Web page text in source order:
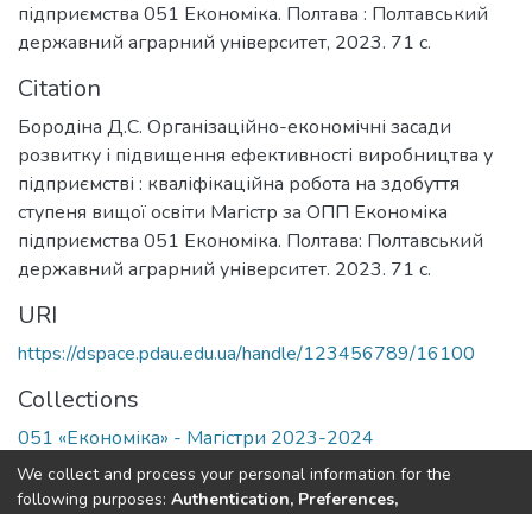
підприємства 051 Економіка. Полтава : Полтавський
державний аграрний університет, 2023. 71 с.
Citation
Бородіна Д.С. Організаційно-економічні засади
розвитку і підвищення ефективності виробництва у
підприємстві : кваліфікаційна робота на здобуття
ступеня вищої освіти Магістр за ОПП Економіка
підприємства 051 Економіка. Полтава: Полтавський
державний аграрний університет. 2023. 71 с.
URI
https://dspace.pdau.edu.ua/handle/123456789/16100
Collections
051 «Економіка» - Магістри 2023-2024
Full item page
We collect and process your personal information for the
following purposes: Authentication, Preferences,